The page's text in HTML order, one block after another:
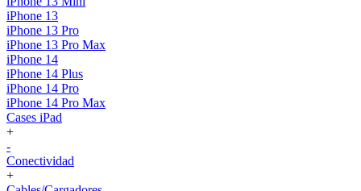
iPhone 13
iPhone 13 Pro
iPhone 13 Pro Max
iPhone 14
iPhone 14 Plus
iPhone 14 Pro
iPhone 14 Pro Max
Cases iPad
+
-
Conectividad
+